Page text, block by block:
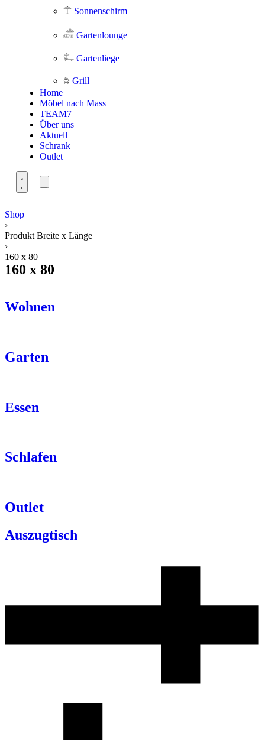
Sonnenschirm
Gartenlounge
Gartenliege
Grill
Home
Möbel nach Mass
TEAM7
Über uns
Aktuell
Schrank
Outlet
Shop
›
Produkt Breite x Länge
›
160 x 80
160 x 80
Wohnen
Garten
Essen
Schlafen
Outlet
Auszugtisch